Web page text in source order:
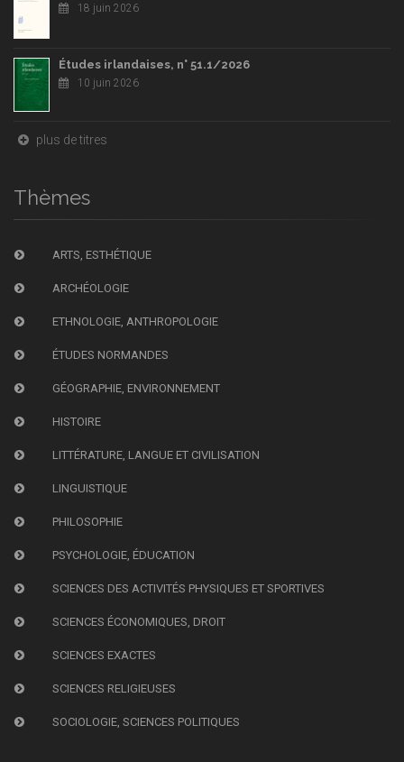
18 juin 2026
Études irlandaises, n° 51.1/2026
10 juin 2026
plus de titres
Thèmes
ARTS, ESTHÉTIQUE
ARCHÉOLOGIE
ETHNOLOGIE, ANTHROPOLOGIE
ÉTUDES NORMANDES
GÉOGRAPHIE, ENVIRONNEMENT
HISTOIRE
LITTÉRATURE, LANGUE ET CIVILISATION
LINGUISTIQUE
PHILOSOPHIE
PSYCHOLOGIE, ÉDUCATION
SCIENCES DES ACTIVITÉS PHYSIQUES ET SPORTIVES
SCIENCES ÉCONOMIQUES, DROIT
SCIENCES EXACTES
SCIENCES RELIGIEUSES
SOCIOLOGIE, SCIENCES POLITIQUES